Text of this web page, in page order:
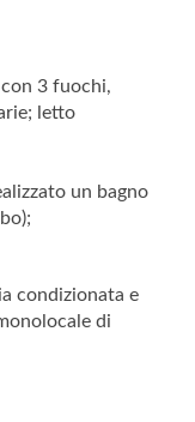
3 fuochi,
letto
un bagno
condizionata e
di